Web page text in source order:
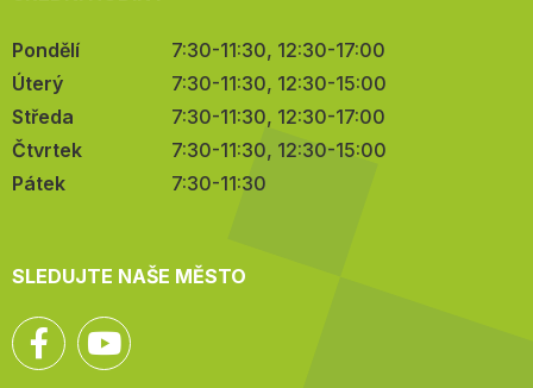
Pondělí
7:30-11:30, 12:30-17:00
Úterý
7:30-11:30, 12:30-15:00
Středa
7:30-11:30, 12:30-17:00
Čtvrtek
7:30-11:30, 12:30-15:00
Pátek
7:30-11:30
SLEDUJTE NAŠE MĚSTO
Facebook